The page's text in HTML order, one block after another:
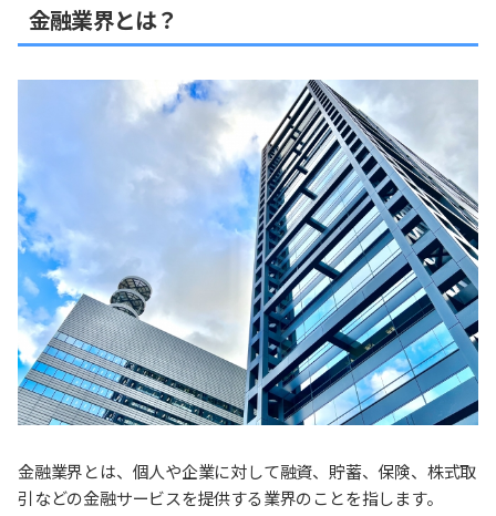
金融業界とは？
金融業界とは、個人や企業に対して融資、貯蓄、保険、株式取
引などの金融サービスを提供する業界のことを指します。